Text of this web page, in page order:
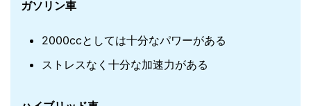
ガソリン車
2000ccとしては十分なパワーがある
ストレスなく十分な加速力がある